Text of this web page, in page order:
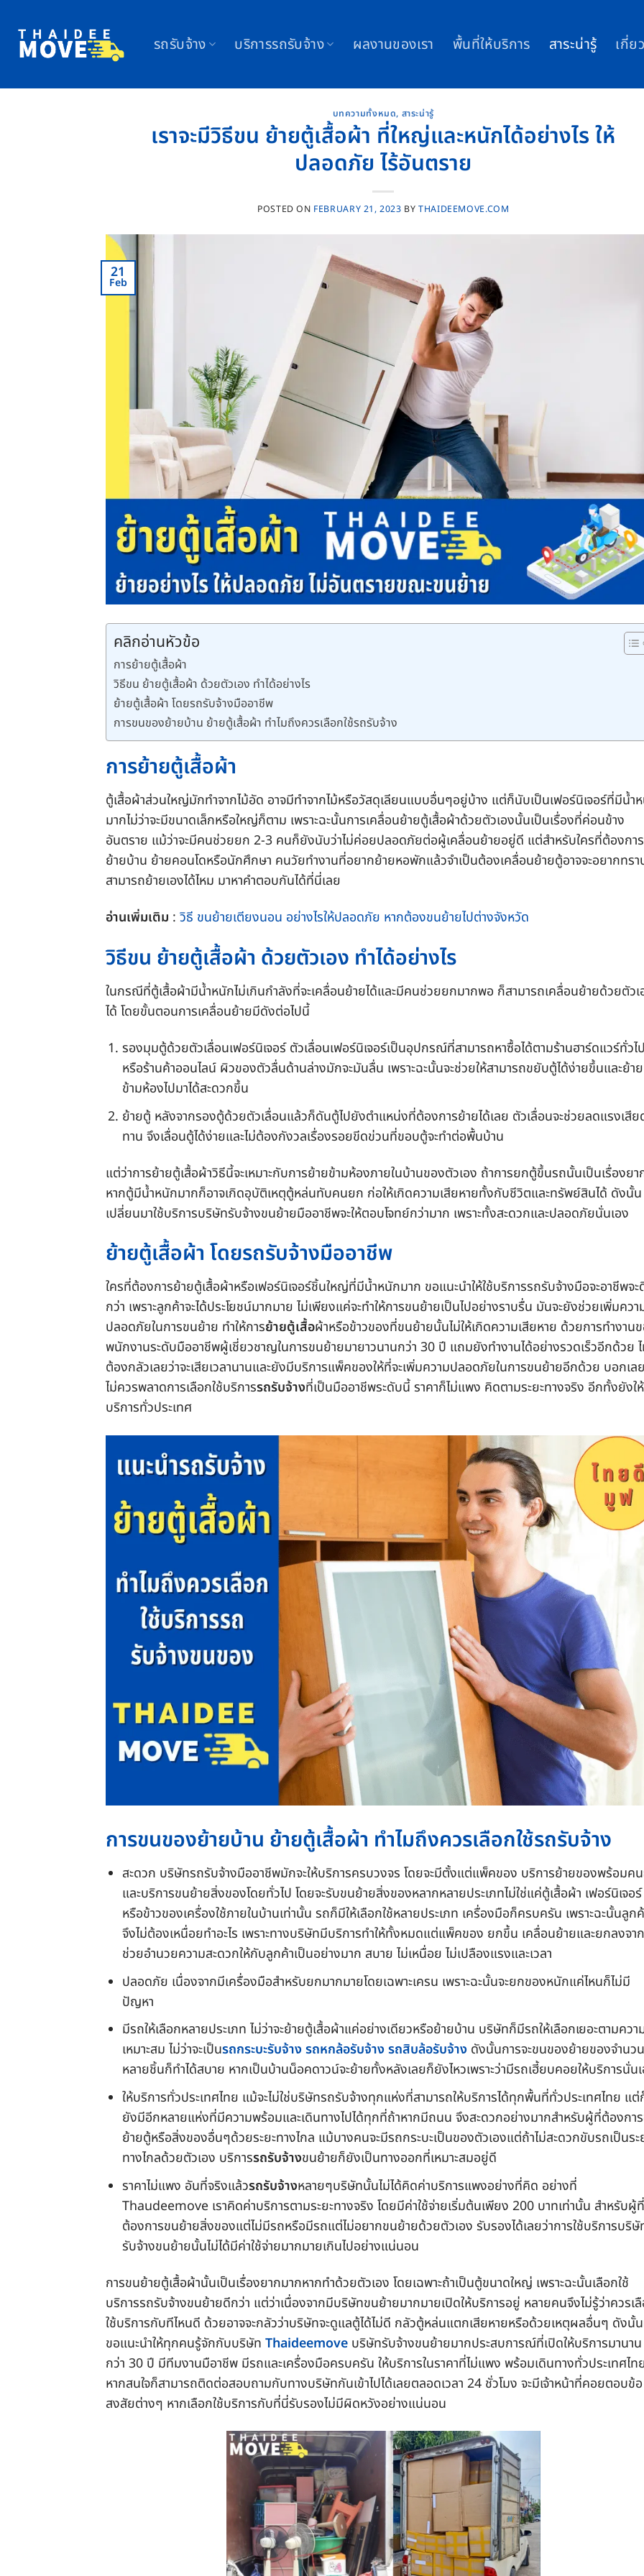
content
รถรับจ้าง บริการรถรับจ้าง ผลงานของเรา พื้นที่ให้บริการ สาระน่ารู้ เกี่ย
บทความทั้งหมด, สาระน่ารู้
เราจะมีวิธีขน ย้ายตู้เสื้อผ้า ที่ใหญ่และหนักได้อย่างไร ให้
ปลอดภัย ไร้อันตราย
POSTED ON FEBRUARY 21, 2023 BYTHAIDEEMOVE.COM
21
Feb
คลิกอ่านหัวข้อ
การย้ายตู้เสื้อผ้า
วิธีขน ย้ายตู้เสื้อผ้า ด้วยตัวเอง ทำได้อย่างไร
ย้ายตู้เสื้อผ้า โดยรถรับจ้างมืออาชีพ
การขนของย้ายบ้าน ย้ายตู้เสื้อผ้า ทำไมถึงควรเลือกใช้รถรับจ้าง
การย้ายตู้เสื้อผ้า
ตู้เสื้อผ้าส่วนใหญ่มักทำจากไม้อัด อาจมีทำจากไม้หรือวัสดุเลียนแบบอื่นๆอยู่บ้าง แต่ก็นับเป็นเฟอร์นิเจอร์ที่มีน้ำ
มากไม่ว่าจะมีขนาดเล็กหรือใหญ่ก็ตาม เพราะฉะนั้นการเคลื่อนย้ายตู้เสื้อผ้าด้วยตัวเองนั้นเป็นเรื่องที่ค่อนข้าง
อันตราย แม้ว่าจะมีคนช่วยยก 2-3 คนก็ยังนับว่าไม่ค่อยปลอดภัยต่อผู้เคลื่อนย้ายอยู่ดี แต่สำหรับใครที่ต้องการ
ย้ายบ้าน ย้ายคอนโดหรือนักศึกษา คนวัยทำงานที่อยากย้ายหอพักแล้วจำเป็นต้องเคลื่อนย้ายตู้อาจจะอยากทรา
สามารถย้ายเองได้ไหม มาหาคำตอบกันได้ที่นี่เลย
อ่านเพิ่มเติม :วิธี ขนย้ายเตียงนอน อย่างไรให้ปลอดภัย หากต้องขนย้ายไปต่างจังหวัด
วิธีขน ย้ายตู้เสื้อผ้า ด้วยตัวเอง ทำได้อย่างไร
ในกรณีที่ตู้เสื้อผ้ามีน้ำหนักไม่เกินกำลังที่จะเคลื่อนย้ายได้และมีคนช่วยยกมากพอ ก็สามารถเคลื่อนย้ายด้วยตัวเ
ได้ โดยขั้นตอนการเคลื่อนย้ายมีดังต่อไปนี้
รองมุมตู้ด้วยตัวเลื่อนเฟอร์นิเจอร์ ตัวเลื่อนเฟอร์นิเจอร์เป็นอุปกรณ์ที่สามารถหาซื้อได้ตามร้านฮาร์ดแวร์ทั่วไป
หรือร้านค้าออนไลน์ ผิวของตัวลื่นด้านล่างมักจะมันลื่น เพราะฉะนั้นจะช่วยให้สามารถขยับตู้ได้ง่ายขึ้นและย้าย
ข้ามห้องไปมาได้สะดวกขึ้น
ย้ายตู้ หลังจากรองตู้ด้วยตัวเลื่อนแล้วก็ดันตู้ไปยังตำแหน่งที่ต้องการย้ายได้เลย ตัวเลื่อนจะช่วยลดแรงเสีย
ทาน จึงเลื่อนตู้ได้ง่ายและไม่ต้องกังวลเรื่องรอยขีดข่วนที่ขอบตู้จะทำต่อพื้นบ้าน
แต่ว่าการย้ายตู้เสื้อผ้าวิธีนี้จะเหมาะกับการย้ายข้ามห้องภายในบ้านของตัวเอง ถ้าการยกตู้ขึ้นรถนั้นเป็นเรื่องยา
หากตู้มีน้ำหนักมากก็อาจเกิดอุบัติเหตุตู้หล่นทับคนยก ก่อให้เกิดความเสียหายทั้งกับชีวิตและทรัพย์สินได้ ดังนั้น
เปลี่ยนมาใช้บริการบริษัทรับจ้างขนย้ายมืออาชีพจะให้ตอบโจทย์กว่ามาก เพราะทั้งสะดวกและปลอดภัยนั่นเอง
ย้ายตู้เสื้อผ้า โดยรถรับจ้างมืออาชีพ
ใครที่ต้องการย้ายตู้เสื้อผ้าหรือเฟอร์นิเจอร์ชิ้นใหญ่ที่มีน้ำหนักมาก ขอแนะนำให้ใช้บริการรถรับจ้างมือจะอาชีพจะ
กว่า เพราะลูกค้าจะได้ประโยชน์มากมาย ไม่เพียงแค่จะทำให้การขนย้ายเป็นไปอย่างราบรื่น มันจะยังช่วยเพิ่มควา
ปลอดภัยในการขนย้าย ทำให้การย้ายตู้เสื้อผ้าหรือข้าวของที่ขนย้ายนั้นไม่ให้เกิดความเสียหาย ด้วยการทำงาน
พนักงานระดับมืออาชีพผู้เชี่ยวชาญในการขนย้ายมายาวนานกว่า 30 ปี แถมยังทำงานได้อย่างรวดเร็วอีกด้วย
ต้องกลัวเลยว่าจะเสียเวลานานและยังมีบริการแพ็คของให้ที่จะเพิ่มความปลอดภัยในการขนย้ายอีกด้วย บอกเล
ไม่ควรพลาดการเลือกใช้บริการรถรับจ้างที่เป็นมืออาชีพระดับนี้ ราคาก็ไม่แพง คิดตามระยะทางจริง อีกทั้งยังให้
บริการทั่วประเทศ
การขนของย้ายบ้าน ย้ายตู้เสื้อผ้า ทำไมถึงควรเลือกใช้รถรับจ้าง
สะดวก บริษัทรถรับจ้างมืออาชีพมักจะให้บริการครบวงจร โดยจะมีตั้งแต่แพ็คของ บริการย้ายของพร้อมค
และบริการขนย้ายสิ่งของโดยทั่วไป โดยจะรับขนย้ายสิ่งของหลากหลายประเภทไม่ใช่แค่ตู้เสื้อผ้า เฟอร์นิเจอร์
หรือข้าวของเครื่องใช้ภายในบ้านเท่านั้น รถก็มีให้เลือกใช้หลายประเภท เครื่องมือก็ครบครัน เพราะฉะนั้นลูก
จึงไม่ต้องเหนื่อยทำอะไร เพราะทางบริษัทมีบริการทำให้ทั้งหมดแต่แพ็คของ ยกขึ้น เคลื่อนย้ายและยกลงจา
ช่วยอำนวยความสะดวกให้กับลูกค้าเป็นอย่างมาก สบาย ไม่เหนื่อย ไม่เปลืองแรงและเวลา
ปลอดภัย เนื่องจากมีเครื่องมือสำหรับยกมากมายโดยเฉพาะเครน เพราะฉะนั้นจะยกของหนักแค่ไหนก็ไม่มี
ปัญหา
มีรถให้เลือกหลายประเภท ไม่ว่าจะย้ายตู้เสื้อผ้าแค่อย่างเดียวหรือย้ายบ้าน บริษัทก็มีรถให้เลือกเยอะตามควา
เหมาะสม ไม่ว่าจะเป็นรถกระบะรับจ้างรถหกล้อรับจ้างรถสิบล้อรับจ้าง ดังนั้นการจะขนของย้ายของจำนวน
หลายชิ้นก็ทำได้สบาย หากเป็นบ้านน็อคดาวน์จะย้ายทั้งหลังเลยก็ยังไหวเพราะว่ามีรถเฮี้ยบคอยให้บริการนั่น
ให้บริการทั่วประเทศไทย แม้จะไม่ใช่บริษัทรถรับจ้างทุกแห่งที่สามารถให้บริการได้ทุกพื้นที่ทั่วประเทศไทย แต่
ยังมีอีกหลายแห่งที่มีความพร้อมและเดินทางไปได้ทุกที่ถ้าหากมีถนน จึงสะดวกอย่างมากสำหรับผู้ที่ต้องกา
ย้ายตู้หรือสิ่งของอื่นๆด้วยระยะทางไกล แม้บางคนจะมีรถกระบะเป็นของตัวเองแต่ถ้าไม่สะดวกขับรถเป็นระ
ทางไกลด้วยตัวเอง บริการรถรับจ้างขนย้ายก็ยังเป็นทางออกที่เหมาะสมอยู่ดี
ราคาไม่แพง อันที่จริงแล้วรถรับจ้างหลายๆบริษัทนั้นไม่ได้คิดค่าบริการแพงอย่างที่คิด อย่างที่
Thaudeemove เราคิดค่าบริการตามระยะทางจริง โดยมีค่าใช้จ่ายเริ่มต้นเพียง 200 บาทเท่านั้น สำหรับผู้ที่
ต้องการขนย้ายสิ่งของแต่ไม่มีรถหรือมีรถแต่ไม่อยากขนย้ายด้วยตัวเอง รับรองได้เลยว่าการใช้บริการบริษั
รับจ้างขนย้ายนั้นไม่ได้มีค่าใช้จ่ายมากมายเกินไปอย่างแน่นอน
การขนย้ายตู้เสื้อผ้านั้นเป็นเรื่องยากมากหากทำด้วยตัวเอง โดยเฉพาะถ้าเป็นตู้ขนาดใหญ่ เพราะฉะนั้นเลือกใช้
บริการรถรับจ้างขนย้ายดีกว่า แต่ว่าเนื่องจากมีบริษัทขนย้ายมากมายเปิดให้บริการอยู่ หลายคนจึงไม่รู้ว่าควรเ
ใช้บริการกับทีไหนดี ด้วยอาจจะกลัวว่าบริษัทจะดูแลตู้ได้ไม่ดี กลัวตู้หล่นแตกเสียหายหรือด้วยเหตุผลอื่นๆ ดังนั้น
ขอแนะนำให้ทุกคนรู้จักกับบริษัท Thaideemove บริษัทรับจ้างขนย้ายมากประสบการณ์ที่เปิดให้บริการมานาน
กว่า 30 ปี มีทีมงานมือาชีพ มีรถและเครื่องมือครบครัน ให้บริการในราคาที่ไม่แพง พร้อมเดินทางทั่วประเทศไท
หากสนใจก็สามารถติดต่อสอบถามกับทางบริษัทกันเข้าไปได้เลยตลอดเวลา 24 ชั่วโมง จะมีเจ้าหน้าที่คอยตอบข้อ
สงสัยต่างๆ หากเลือกใช้บริการกับที่นี่รับรองไม่มีผิดหวังอย่างแน่นอน